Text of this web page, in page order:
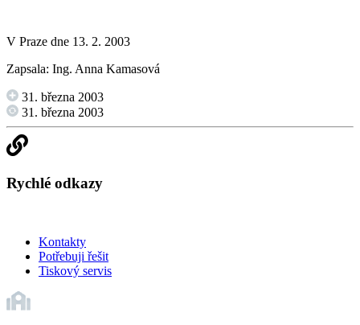
V Praze dne 13. 2. 2003
Zapsala: Ing. Anna Kamasová
31. března 2003
31. března 2003
Rychlé odkazy
Kontakty
Potřebuji řešit
Tiskový servis